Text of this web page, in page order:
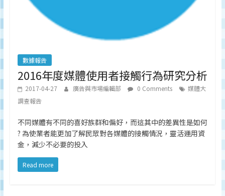
數據報告
2016年度媒體使用者接觸行為研究分析
2017-04-27 廣告與市場編輯部 0 Comments
媒體大
調查報告
不同媒體有不同的喜好族群和偏好，而這其中的差異性是如何
? 為使業者能更加了解民眾對各媒體的接觸情況，靈活運用資
金，減少不必要的投入
Read more